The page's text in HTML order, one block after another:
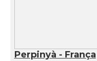
Perpinyà - França